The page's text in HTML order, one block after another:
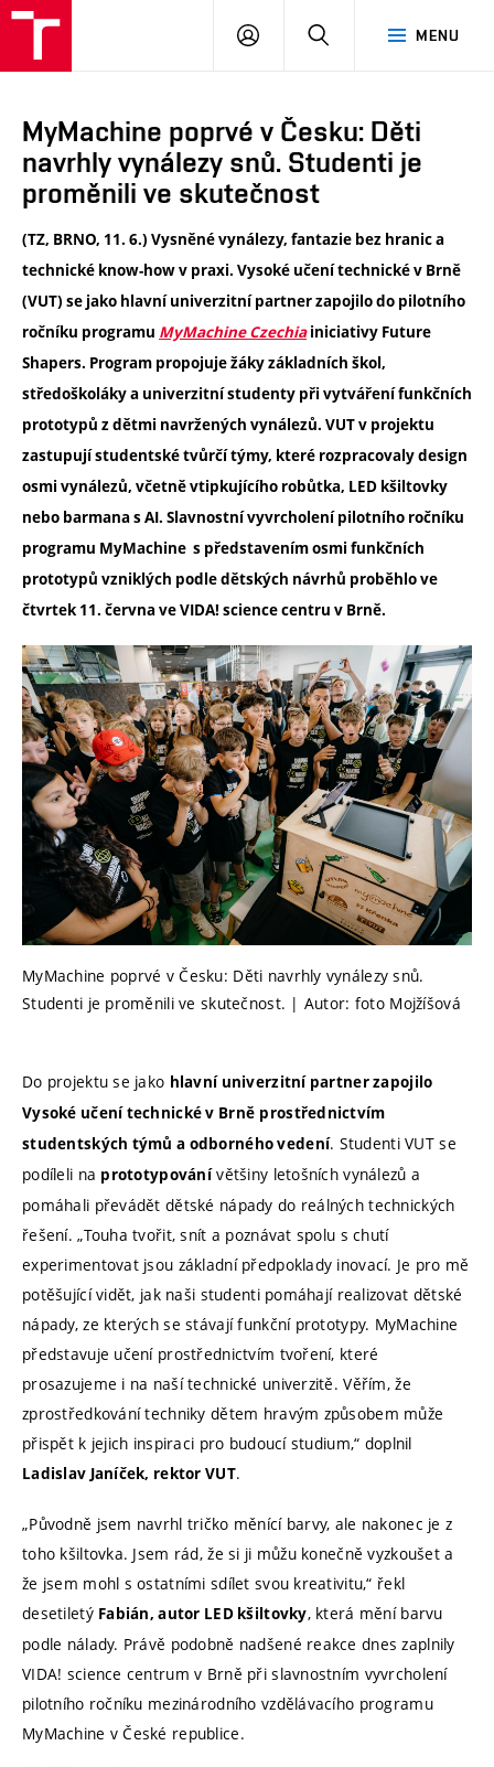
MENU
PŘIHLÁSIT
MyMachine poprvé v Česku: Děti
navrhly vynálezy snů. Studenti je
proměnili ve skutečnost
(TZ, BRNO, 11. 6.) Vysněné vynálezy, fantazie bez hranic a
technické know-how v praxi. Vysoké učení technické v Brně
(VUT) se jako hlavní univerzitní partner zapojilo do pilotního
ročníku programu MyMachine Czechiainiciativy Future
Shapers. Program propojuje žáky základních škol,
středoškoláky a univerzitní studenty při vytváření funkčních
prototypů z dětmi navržených vynálezů. VUT v projektu
zastupují studentské tvůrčí týmy, které rozpracovaly design
osmi vynálezů, včetně vtipkujícího robůtka, LED kšiltovky
nebo barmana s AI. Slavnostní vyvrcholení pilotního ročníku
programu MyMachine s představením osmi funkčních
prototypů vzniklých podle dětských návrhů proběhlo ve
čtvrtek 11. června veVIDA! science centru v Brně.
MyMachine poprvé v Česku: Děti navrhly vynálezy snů.
Studenti je proměnili ve skutečnost. | Autor: foto Mojžíšová
Do projektu se jako hlavní univerzitní partner zapojilo
Vysoké učení technické v Brně prostřednictvím
studentských týmů a odborného vedení. Studenti VUT se
podíleli na prototypovánívětšiny letošních vynálezů a
pomáhali převádět dětské nápady do reálných technických
řešení. „Touha tvořit, snít a poznávat spolu s chutí
experimentovat jsou základní předpoklady inovací. Je pro mě
potěšující vidět, jak naši studenti pomáhají realizovat dětské
nápady, ze kterých se stávají funkční prototypy. MyMachine
představuje učení prostřednictvím tvoření, které
prosazujeme i na naší technické univerzitě. Věřím, že
zprostředkování techniky dětem hravým způsobem může
přispět k jejich inspiraci pro budoucí studium,“ doplnil
Ladislav Janíček, rektor VUT.
„Původně jsem navrhl tričko měnící barvy, ale nakonec je z
toho kšiltovka. Jsem rád, že si ji můžu konečně vyzkoušet a
že jsem mohl s ostatními sdílet svou kreativitu,“ řekl
desetiletý Fabián, autor LED kšiltovky, která mění barvu
podle nálady. Právě podobně nadšené reakce dnes zaplnily
VIDA! science centrum v Brně při slavnostním vyvrcholení
pilotního ročníku mezinárodního vzdělávacího programu
MyMachine v České republice.